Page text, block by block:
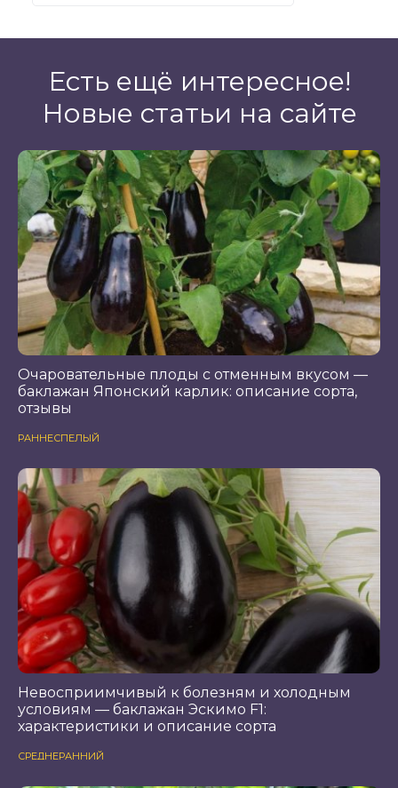
Есть ещё интересное!
Новые статьи на сайте
Очаровательные плоды с отменным вкусом —
баклажан Японский карлик: описание сорта,
отзывы
РАННЕСПЕЛЫЙ
Невосприимчивый к болезням и холодным
условиям — баклажан Эскимо F1:
характеристики и описание сорта
СРЕДНЕРАННИЙ